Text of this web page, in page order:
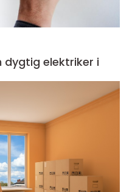
dygtig elektriker i